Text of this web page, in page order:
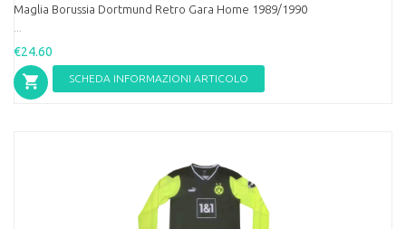
Maglia Borussia Dortmund Retro Gara Home 1989/1990
€24.60
SCHEDA INFORMAZIONI ARTICOLO